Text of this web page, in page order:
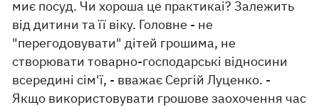
миє посуд. Чи хороша це практикаі? Залежить
від дитини та її віку. Головне - не
"перегодовувати" дітей грошима, не
створювати товарно-господарські відносини
всередині сім'ї, - вважає Сергій Луценко. -
Якщо використовувати грошове заохочення час